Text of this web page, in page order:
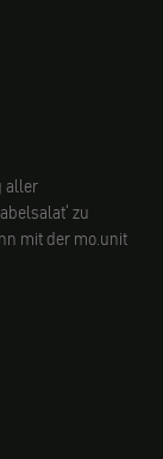
aller
zu
mit der mo.unit